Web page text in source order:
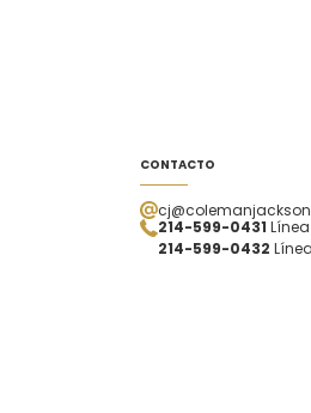
CONTACTO
214-599-0431
214-599-0432